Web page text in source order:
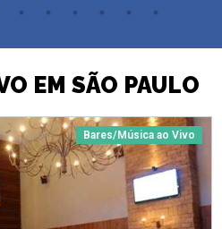
EM SÃO PAULO
Bares/Música ao Vivo